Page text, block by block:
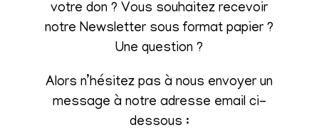
votre don ? Vous souhaitez recevoir
notre Newsletter sous format papier ?
Une question ?
Alors n’hésitez pas à nous envoyer un
message à notre adresse email ci-
dessous :